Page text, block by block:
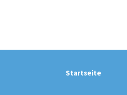
Startseite